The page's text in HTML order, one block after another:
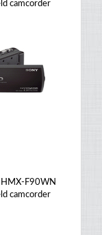
camcorder
HMX-F90WN
camcorder